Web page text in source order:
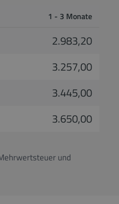
1 - 3 Monate
2.983,20
3.257,00
3.445,00
3.650,00
und